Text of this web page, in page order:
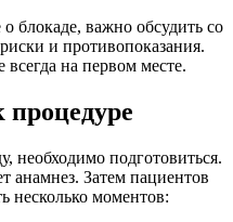
блокаде, важно обсудить со
и противопоказания.
на первом месте.
процедуре
необходимо подготовиться.
анамнез. Затем пациентов
несколько моментов: